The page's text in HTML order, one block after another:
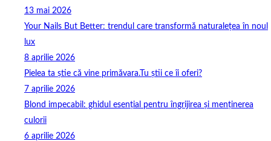
13 mai 2026
Your Nails But Better: trendul care transformă naturalețea în noul
lux
8 aprilie 2026
Pielea ta știe că vine primăvara.Tu știi ce îi oferi?
7 aprilie 2026
Blond impecabil: ghidul esențial pentru îngrijirea și menținerea
culorii
6 aprilie 2026